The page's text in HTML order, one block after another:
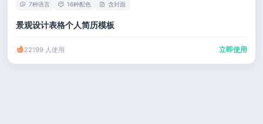
7种语言 16种配色 含封面
景观设计表格个人简历模板
22199 人使用 立即使用